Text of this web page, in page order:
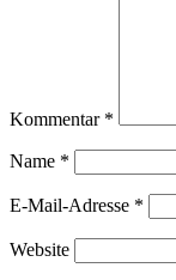
Kommentar *
Name *
E-Mail-Adresse *
Website